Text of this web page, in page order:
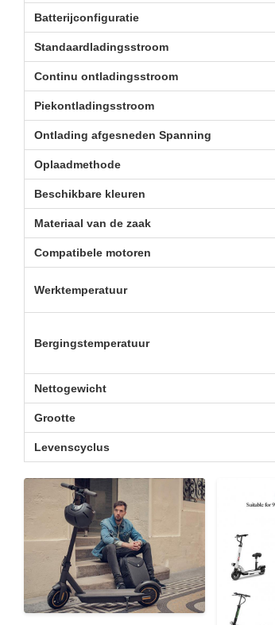
Batterijconfiguratie
Standaardladingsstroom
Continu ontladingsstroom
Piekontladingsstroom
Ontlading afgesneden Spanning
Oplaadmethode
Beschikbare kleuren
Materiaal van de zaak
Compatibele motoren
Werktemperatuur
Bergingstemperatuur
Nettogewicht
Grootte
Levenscyclus